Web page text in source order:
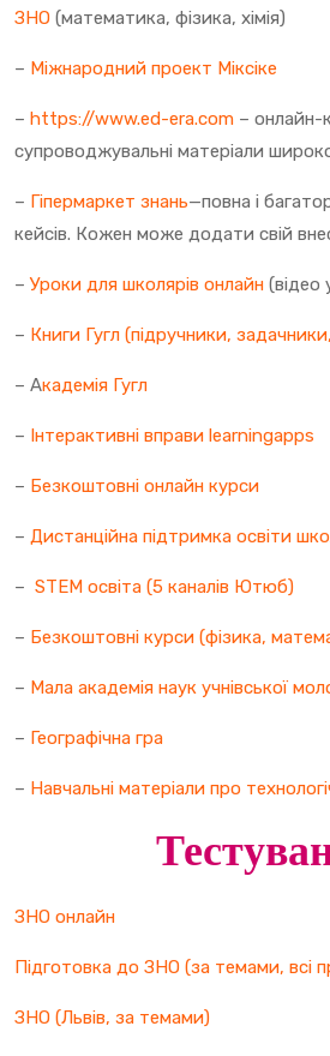
ЗНО (математика, фізика, хімія)
– Міжнародний проект Міксіке
– https://www.ed-era.com – онлайн-
супроводжувальні матеріали
– Гіпермаркет знань—повна і
кейсів. Кожен може додати свій
–Уроки для школярів онлайн (відео
– Книги Гугл (підручники,
– Академія Гугл
– Інтерактивні вправи learningapps
– Безкоштовні онлайн курси
– Дистанційна підтримка освіти
– STEM освіта (5 каналів Ютюб)
– Безкоштовні курси (фізика,
– Мала академія наук учнівської
– Географічна гра
– Навчальні матеріали про
ЗНО онлайн
Підготовка до ЗНО (за темами, всі
ЗНО (Львів, за темами)